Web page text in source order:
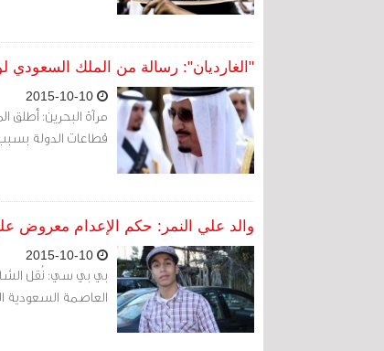
"الغارديان": رسالة من الملك السعودي
مرآة البحرين:
قطاعات الدولة بسبب ارتفاع العجز
والد علي النمر: حكم الإعدام معروض
بي بي سي: نُقل الشاب
العاصمة السعودية